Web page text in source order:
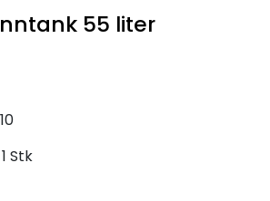
55 liter
1 Stk